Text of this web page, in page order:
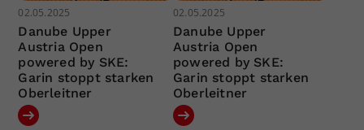
02.05.2025
Danube Upper
Austria Open
powered by SKE:
Garin stoppt starken
Oberleitner
02.05.2025
Danube Upper
Austria Open
powered by SKE:
Garin stoppt starken
Oberleitner